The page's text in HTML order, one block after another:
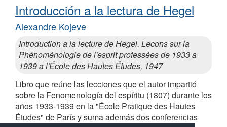
Introducción a la lectura de Hegel
Alexandre Kojeve
Introduction a la lecture de Hegel. Lecons sur la
Phénoménologie de l'esprit professées de 1933 a
1939 a l'École des Hautes Études, 1947
Libro que reúne las lecciones que el autor impartió
sobre la Fenomenología del espíritu (1807) durante los
años 1933-1939 en la "École Pratique des Hautes
Études" de París y suma además dos conferencias